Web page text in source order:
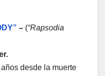
” – (“Rapsodia
desde la muerte